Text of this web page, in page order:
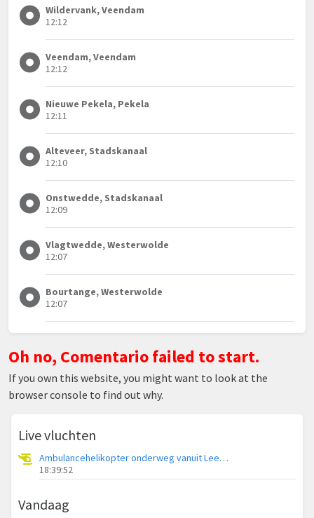
Wildervank, Veendam
12:12
Veendam, Veendam
12:12
Nieuwe Pekela, Pekela
12:11
Alteveer, Stadskanaal
12:10
Onstwedde, Stadskanaal
12:09
Vlagtwedde, Westerwolde
12:07
Bourtange, Westerwolde
12:07
Oh no, Comentario failed to start.
If you own this website, you might want to look at the
browser console to find out why.
Live vluchten
Ambulancehelikopter onderweg vanuit Leeuwarden Medical Center Heliport
18:39:52
Vandaag